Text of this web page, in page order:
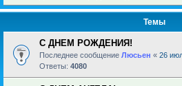
Темы
С ДНЕМ РОЖДЕНИЯ!
Последнее сообщение Люсьен « 26
Ответы: 4080